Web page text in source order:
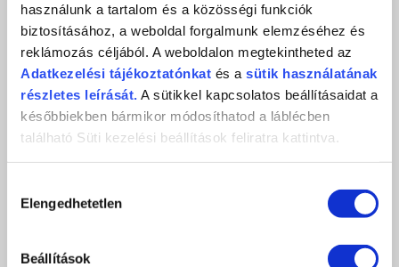
használunk a tartalom és a közösségi funkciók
biztosításához, a weboldal forgalmunk elemzéséhez és
reklámozás céljából. A weboldalon megtekintheted az
Adatkezelési tájékoztatónkat és a sütik használatának
részletes leírását. A sütikkel kapcsolatos beállításaidat a
későbbiekben bármikor módosíthatod a láblécben
található Süti kezelési beállítások feliratra kattintva.
kiválasztása
Elengedhetetlen
Beállítások